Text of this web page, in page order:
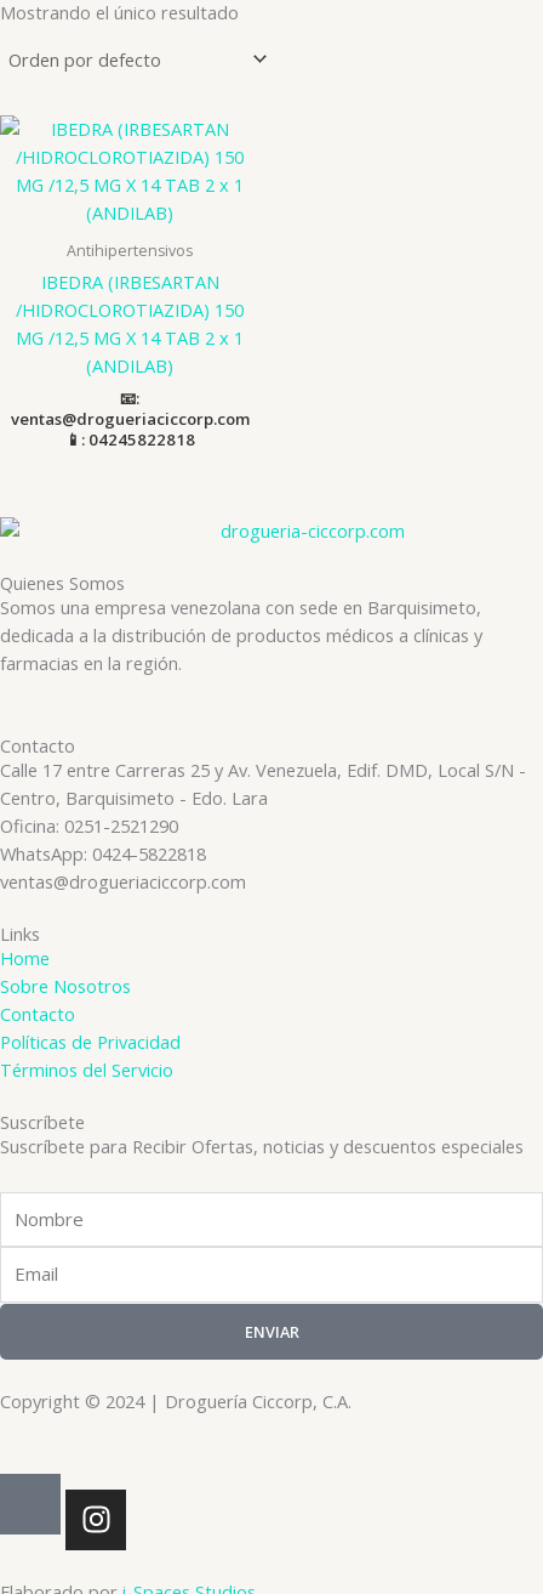
Mostrando el único resultado
Antihipertensivos
IBEDRA (IRBESARTAN
/HIDROCLOROTIAZIDA) 150
MG /12,5 MG X 14 TAB 2 x 1
(ANDILAB)
📧:
ventas@drogueriaciccorp.com
📱: 04245822818
Quienes Somos
Somos una empresa venezolana con sede en Barquisimeto,
dedicada a la distribución de productos médicos a clínicas y
farmacias en la región.
Contacto
Calle 17 entre Carreras 25 y Av. Venezuela, Edif. DMD, Local S/N -
Centro, Barquisimeto - Edo. Lara
Oficina: 0251-2521290
WhatsApp: 0424-5822818
ventas@drogueriaciccorp.com
Links
Home
Sobre Nosotros
Contacto
Políticas de Privacidad
Términos del Servicio
Suscríbete
Suscríbete para Recibir Ofertas, noticias y descuentos especiales
ENVIAR
Copyright © 2024 | Droguería Ciccorp, C.A.
I
n
s
t